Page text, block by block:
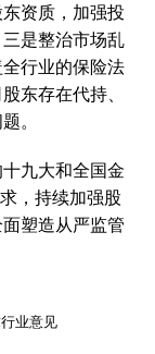
资质，加强投
是整治市场乱
行业的保险法
东存在代持、
。
九大和全国金
，持续加强股
塑造从严监管
业意见